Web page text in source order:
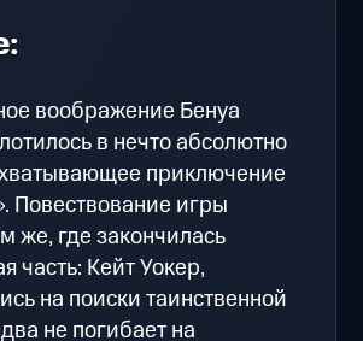
воображение Бенуа
в нечто абсолютно
приключение
Повествование игры
же, где закончилась
часть: Кейт Уокер,
на поиски таинственной
не погибает на